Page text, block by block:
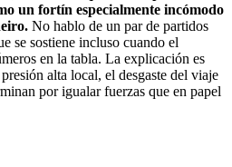
un fortín especialmente incómodo
No hablo de un par de partidos
se sostiene incluso cuando el
en la tabla. La explicación es
alta local, el desgaste del viaje
por igualar fuerzas que en papel